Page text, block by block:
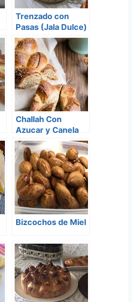
Trenzado con
Pasas (Jala Dulce)
Challah Con
Azucar y Canela
Bizcochos de Miel